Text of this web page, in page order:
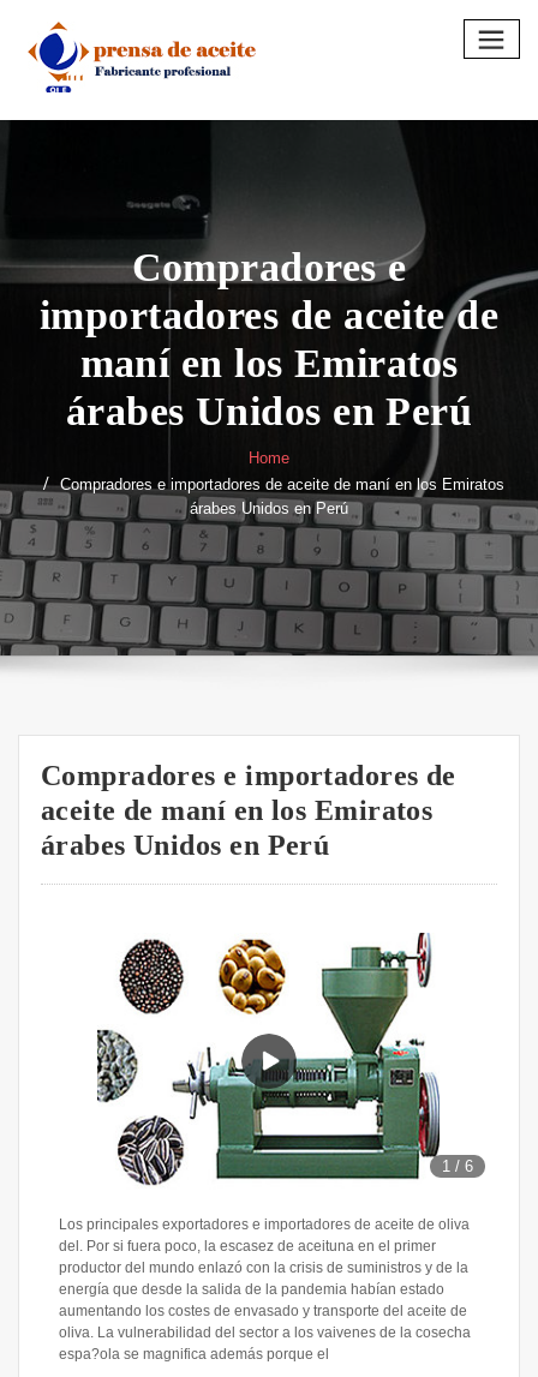
content
Compradores e
importadores de aceite de
maní en los Emiratos
árabes Unidos en Perú
Home
Compradores e importadores de aceite de maní en los Emiratos
árabes Unidos en Perú
Compradores e importadores de
aceite de maní en los Emiratos
árabes Unidos en Perú
1 /6
Los principales exportadores e importadores de aceite de oliva
del. Por si fuera poco, la escasez de aceituna en el primer
productor del mundo enlazó con la crisis de suministros y de la
energía que desde la salida de la pandemia habían estado
aumentando los costes de envasado y transporte del aceite de
oliva. La vulnerabilidad del sector a los vaivenes de la cosecha
espa?ola se magnifica además porque el